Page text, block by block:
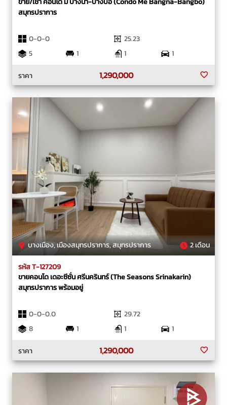
สมุทรปราการ
0-0-0
25.23
5
1 1
1
ราคา
1,290,000
บางเมือง, เมืองสมุทรปราการ, สมุทรปราการ 2 เดือน
รหัส T-127209
ขายคอนโด เดอะซีซั่น ศรีนครินทร์ (The Seasons Srinakarin)
สมุทรปราการ พร้อมอยู่
0-0-0.0
29.72
8
1 1
1
ราคา
1,290,000